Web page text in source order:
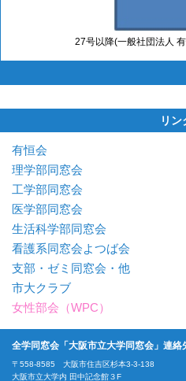
27号以降(一般社団法人
リン
有恒会
理学部同窓会
工学部同窓会
医学部同窓会
生活科学部同窓会
看護系同窓会よつば会
支部・ゼミ同窓会・他
市大クラブ
女性部会（WPC）
全学同窓会「大阪市立大学同窓会」連絡
〒558-8585 大阪市住吉区杉本3-3-138
大阪市立大学内 田中記念館３F